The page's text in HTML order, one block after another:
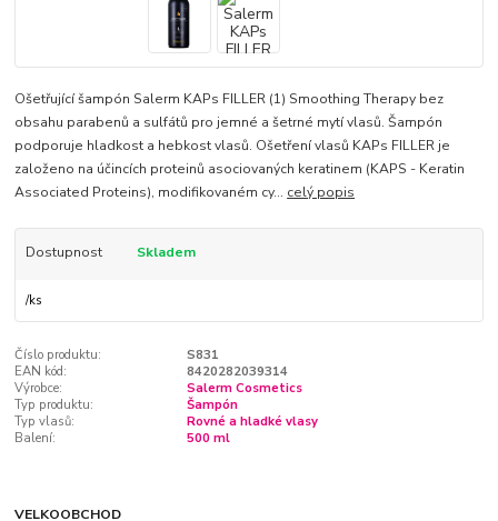
Ošetřující šampón Salerm KAPs FILLER (1) Smoothing Therapy bez
obsahu parabenů a sulfátů pro jemné a šetrné mytí vlasů. Šampón
podporuje hladkost a hebkost vlasů. Ošetření vlasů KAPs FILLER je
založeno na účincích proteinů asociovaných keratinem (KAPS - Keratin
Associated Proteins), modifikovaném cy... celý popis
Dostupnost Skladem
/ks
Číslo produktu:
S831
EAN kód:
8420282039314
Výrobce:
Salerm Cosmetics
Typ produktu:
Šampón
Typ vlasů:
Rovné a hladké vlasy
Balení:
500 ml
VELKOOBCHOD